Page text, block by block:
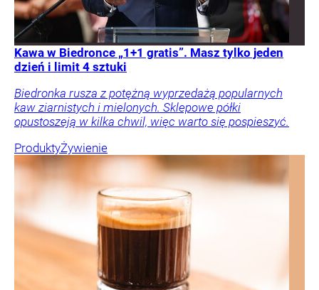
Kawa w Biedronce „1+1 gratis”. Masz tylko jeden
dzień i limit 4 sztuki
Biedronka rusza z potężną wyprzedażą popularnych
kaw ziarnistych i mielonych. Sklepowe półki
opustoszeją w kilka chwil, więc warto się pospieszyć.
ProduktyŻywienie